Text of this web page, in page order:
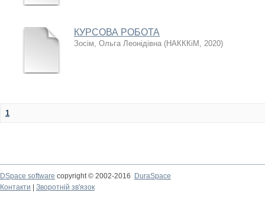
КУРСОВА РОБОТА
Зосім, Ольга Леонідівна (НАКККіМ , 2020)
1
DSpace software copyright © 2002-2016
DuraSpace
Контакти
Зворотній зв'язок